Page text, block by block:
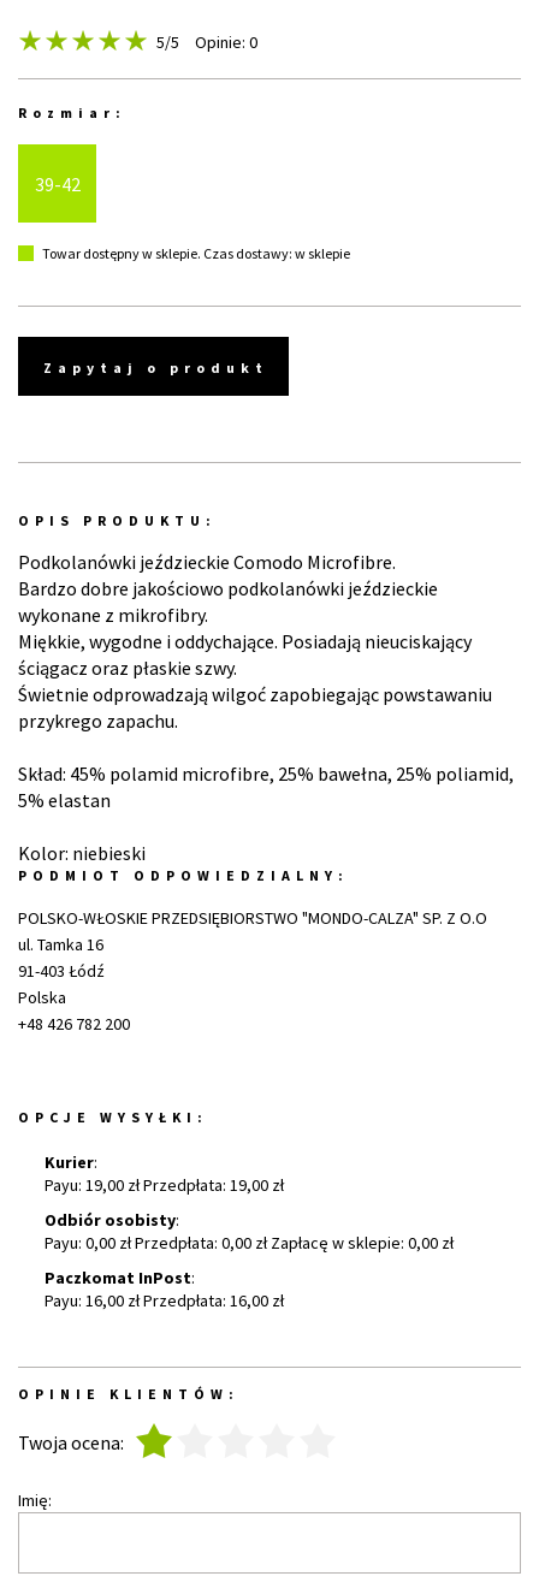
5/5 Opinie: 0
Rozmiar:
39-42
Towar dostępny w sklepie. Czas dostawy: w sklepie
Zapytaj o produkt
OPIS PRODUKTU:
Podkolanówki jeździeckie Comodo Microfibre.
Bardzo dobre jakościowo podkolanówki jeździeckie
wykonane z mikrofibry.
Miękkie, wygodne i oddychające. Posiadają nieuciskający
ściągacz oraz płaskie szwy.
Świetnie odprowadzają wilgoć zapobiegając powstawaniu
przykrego zapachu.
Skład: 45% polamid microfibre, 25% bawełna, 25% poliamid,
5% elastan
Kolor: niebieski
PODMIOT ODPOWIEDZIALNY:
POLSKO-WŁOSKIE PRZEDSIĘBIORSTWO "MONDO-CALZA" SP. Z O.O
ul. Tamka 16
91-403 Łódź
Polska
+48 426 782 200
OPCJE WYSYŁKI:
Kurier:
Payu: 19,00 zł Przedpłata: 19,00 zł
Odbiór osobisty:
Payu: 0,00 zł Przedpłata: 0,00 zł Zapłacę w sklepie: 0,00 zł
Paczkomat InPost:
Payu: 16,00 zł Przedpłata: 16,00 zł
OPINIE KLIENTÓW:
Twoja ocena:
Imię: